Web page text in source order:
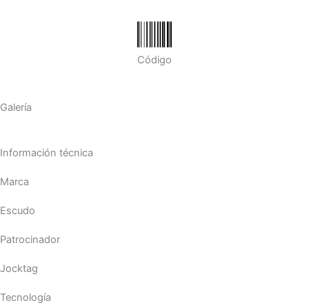
Código
Galería
Información técnica
Marca
Escudo
Patrocinador
Jocktag
Tecnología